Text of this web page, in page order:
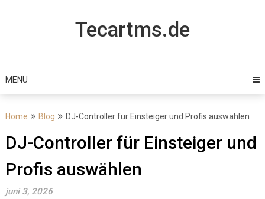
Tecartms.de
MENU
Home Blog DJ-Controller für Einsteiger und Profis auswählen
DJ-Controller für Einsteiger und
Profis auswählen
juni 3, 2026